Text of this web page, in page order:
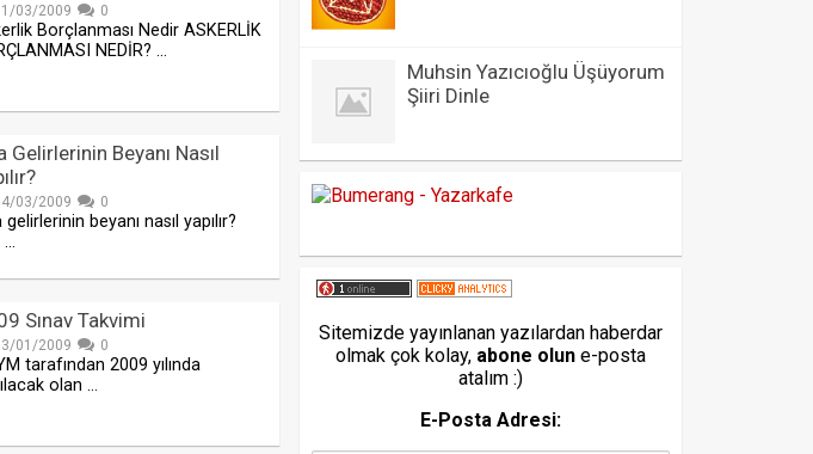
03/2009 0
Borçlanması Nedir ASKERLİK
NEDİR? …
Gelirlerinin Beyanı Nasıl
03/2009 0
gelirlerinin beyanı nasıl yapılır?
…
Sınav Takvimi
01/2009 0
tarafından 2009 yılında
olan …
Muhsin Yazıcıoğlu Üşüyorum
Şiiri Dinle
Sitemizde yayınlanan yazılardan haberdar
olmak çok kolay, abone olun e-posta
atalım :)
E-Posta Adresi: